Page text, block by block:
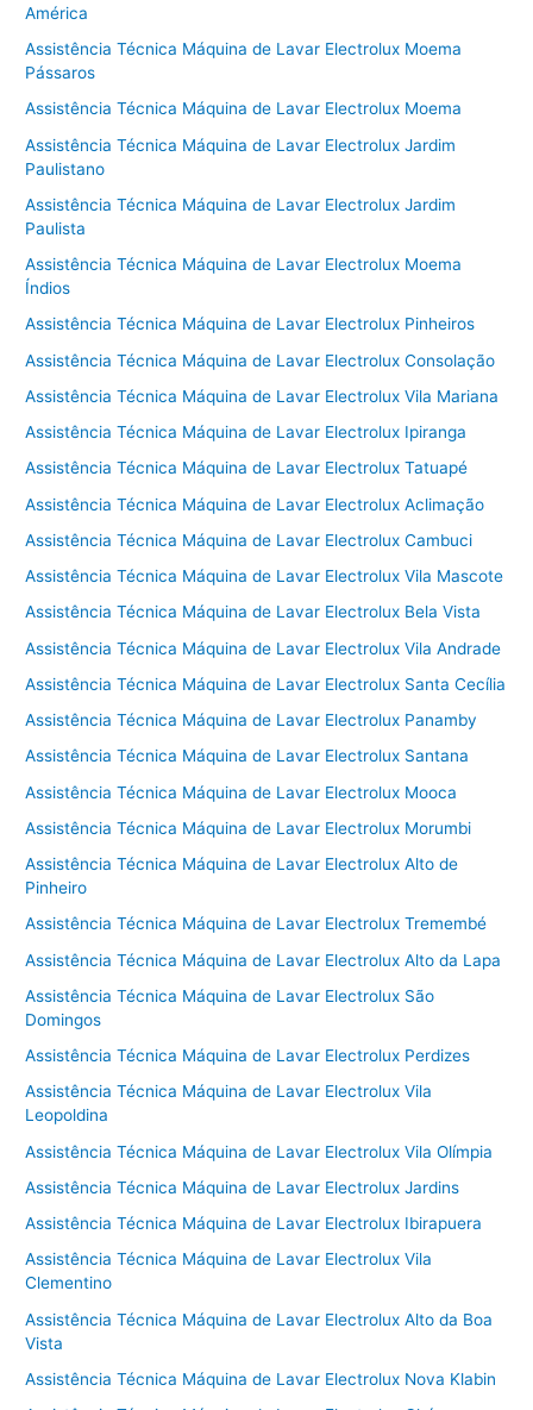
América
Assistência Técnica Máquina de Lavar Electrolux Moema
Pássaros
Assistência Técnica Máquina de Lavar Electrolux Moema
Assistência Técnica Máquina de Lavar Electrolux Jardim
Paulistano
Assistência Técnica Máquina de Lavar Electrolux Jardim
Paulista
Assistência Técnica Máquina de Lavar Electrolux Moema
Índios
Assistência Técnica Máquina de Lavar Electrolux Pinheiros
Assistência Técnica Máquina de Lavar Electrolux Consolação
Assistência Técnica Máquina de Lavar Electrolux Vila Mariana
Assistência Técnica Máquina de Lavar Electrolux Ipiranga
Assistência Técnica Máquina de Lavar Electrolux Tatuapé
Assistência Técnica Máquina de Lavar Electrolux Aclimação
Assistência Técnica Máquina de Lavar Electrolux Cambuci
Assistência Técnica Máquina de Lavar Electrolux Vila Mascote
Assistência Técnica Máquina de Lavar Electrolux Bela Vista
Assistência Técnica Máquina de Lavar Electrolux Vila Andrade
Assistência Técnica Máquina de Lavar Electrolux Santa Cecília
Assistência Técnica Máquina de Lavar Electrolux Panamby
Assistência Técnica Máquina de Lavar Electrolux Santana
Assistência Técnica Máquina de Lavar Electrolux Mooca
Assistência Técnica Máquina de Lavar Electrolux Morumbi
Assistência Técnica Máquina de Lavar Electrolux Alto de
Pinheiro
Assistência Técnica Máquina de Lavar Electrolux Tremembé
Assistência Técnica Máquina de Lavar Electrolux Alto da Lapa
Assistência Técnica Máquina de Lavar Electrolux São
Domingos
Assistência Técnica Máquina de Lavar Electrolux Perdizes
Assistência Técnica Máquina de Lavar Electrolux Vila
Leopoldina
Assistência Técnica Máquina de Lavar Electrolux Vila Olímpia
Assistência Técnica Máquina de Lavar Electrolux Jardins
Assistência Técnica Máquina de Lavar Electrolux Ibirapuera
Assistência Técnica Máquina de Lavar Electrolux Vila
Clementino
Assistência Técnica Máquina de Lavar Electrolux Alto da Boa
Vista
Assistência Técnica Máquina de Lavar Electrolux Nova Klabin